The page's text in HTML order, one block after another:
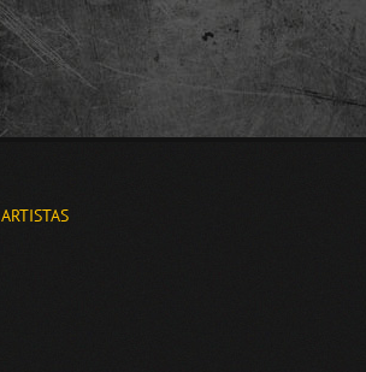
ARTISTAS